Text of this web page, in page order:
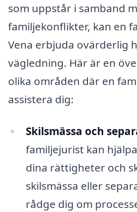
som uppstår i samband
familjekonflikter, kan en
Vena erbjuda ovärderlig
vägledning. Här är en
olika områden där en
assistera dig:
Skilsmässa och
familjejurist kan
dina rättigheter och
skilsmässa eller
rådge dig om